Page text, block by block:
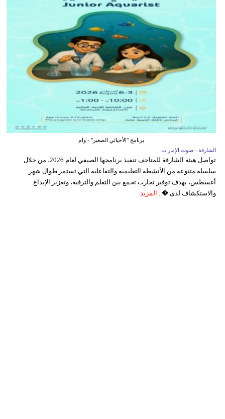
برنامج "الأحيائي الصغير" - وام
الشارقة - صوت الإمارات
تواصل هيئة الشارقة للمتاحف تنفيذ برنامجها الصيفي لعام 2026، من خلال
سلسلة متنوعة من الأنشطة التعليمية والتفاعلية التي تستمر طوال شهر
أغسطس، بهدف توفير تجارب تجمع بين التعلم والترفيه، وتعزيز الإبداع
والاستكشاف لدى �... المزيد